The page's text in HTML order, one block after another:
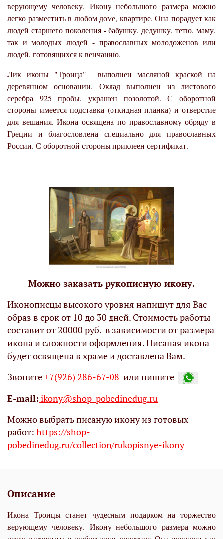
верующему человеку. Икону небольшого размера можно
легко разместить в любом доме, квартире. Она порадует как
людей старшего поколения - бабушку, дедушку, тетю, маму,
так и молодых людей - православных молодоженов или
людей, готовящихся к венчанию.
Лик иконы "Троица" выполнен масляной краской на
деревянном основании. Оклад выполнен из листового
серебра 925 пробы, украшен позолотой. С оборотной
стороны имеется подставка (откидная планка) и отверстие
для вешания. Икона освящена по православному обряду в
Греции и благословлена специально для православных
России. С оборотной стороны приклеен сертификат.
Можно заказать рукописную икону.
Иконописцы высокого уровня напишут для Вас
образ в срок от 10 до 30 дней. Стоимость работы
составит от 20000 руб. в зависимости от размера
икона и сложности оформления. Писаная икона
будет освящена в храме и доставлена Вам.
Звоните+7(926) 286-67-08 или пишите
Е-mail: ikony@shop-pobedinedug.ru
Можно выбрать писаную икону из готовых
работ: https://shop-
pobedinedug.ru/collection/rukopisnye-ikony
Описание
Икона Троицы станет чудесным подарком на торжество
верующему человеку. Икону небольшого размера можно